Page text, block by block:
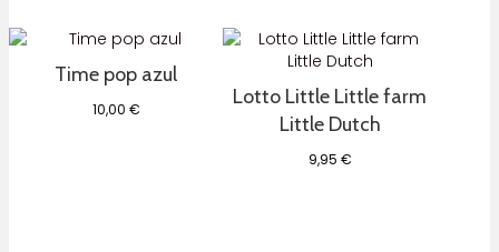
37,95 €.24,95 €.
Time pop azul
10,00 €
Lotto Little Little farm
Little Dutch
9,95 €